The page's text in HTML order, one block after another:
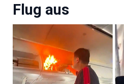
Flug aus